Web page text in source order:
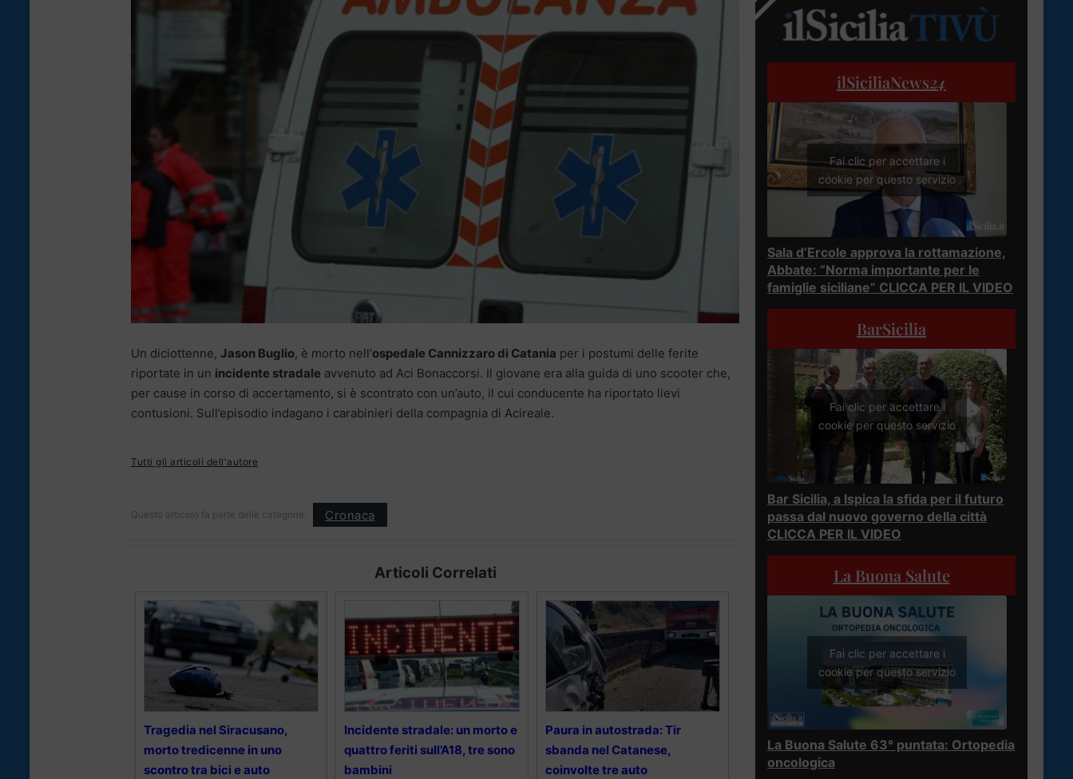
Un diciottenne, Jason Buglio, è morto nell’ospedale Cannizzaro di Catania per i postumi delle ferite
riportate in un incidente stradale avvenuto ad Aci Bonaccorsi. Il giovane era alla guida di uno scooter che,
per cause in corso di accertamento, si è scontrato con un’auto, il cui conducente ha riportato lievi
contusioni. Sull’episodio indagano i carabinieri della compagnia di Acireale.
Tutti gli articoli dell'autore
Questo articolo fa parte delle categorie: Cronaca
Articoli Correlati
Tragedia nel Siracusano,
morto tredicenne in uno
scontro tra bici e auto
Incidente stradale: un morto e
quattro feriti sull’A18, tre sono
bambini
Paura in autostrada: Tir
sbanda nel Catanese,
coinvolte tre auto
ilSiciliaNews24
Fai clic per accettare i
cookie per questo servizio
Sala d’Ercole approva la rottamazione,
Abbate: “Norma importante per le
famiglie siciliane” CLICCA PER IL VIDEO
BarSicilia
Fai clic per accettare i
cookie per questo servizio
Bar Sicilia, a Ispica la sfida per il futuro
passa dal nuovo governo della città
CLICCA PER IL VIDEO
La Buona Salute
Fai clic per accettare i
cookie per questo servizio
La Buona Salute 63° puntata: Ortopedia
oncologica